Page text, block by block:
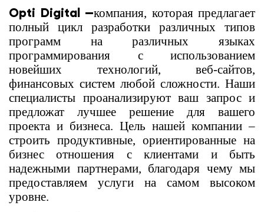
Opti Digital —компания, которая предлагает
полный цикл разработки различных типов
программ на различных языках
программирования с использованием
новейших технологий, веб-сайтов,
финансовых систем любой сложности. Наши
специалисты проанализируют ваш запрос и
предложат лучшее решение для вашего
проекта и бизнеса. Цель нашей компании –
строить продуктивные, ориентированные на
бизнес отношения с клиентами и быть
надежными партнерами, благодаря чему мы
предоставляем услуги на самом высоком
уровне.